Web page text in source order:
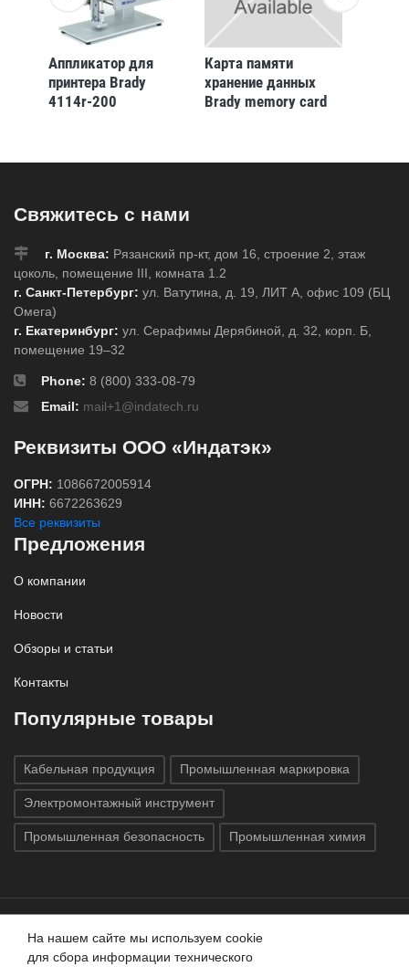
Аппликатор для
принтера Brady
4114r-200
Карта памяти
хранение данных
Brady memory card
Свяжитесь с нами
г. Москва: Рязанский пр-кт, дом 16, строение 2, этаж
цоколь, помещение III, комната 1.2
г. Санкт-Петербург: ул. Ватутина, д. 19, ЛИТ А, офис 109 (БЦ
Омега)
г. Екатеринбург: ул. Серафимы Дерябиной, д. 32, корп. Б,
помещение 19–32
Phone: 8 (800) 333-08-79
Email: mail+1@indatech.ru
Реквизиты ООО «Индатэк»
ОГРН: 1086672005914
ИНН: 6672263629
Все реквизиты
Предложения
О компании
Новости
Обзоры и статьи
Контакты
Популярные товары
Кабельная продукция Промышленная маркировка
Электромонтажный инструмент
Промышленная безопасность Промышленная химия
Все права защищены © 2020 ГК «Индатэк»
защищены.Использование материалов с сайта запрещено.
На нашем сайте мы используем cookie
для сбора информации технического